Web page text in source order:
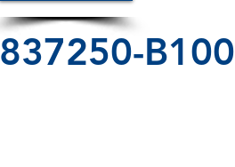
837250-B100